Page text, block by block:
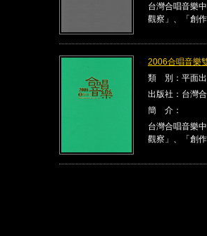
台灣合唱音樂
觀察」、「創
2006合唱音樂
類 別：平面
出版社：台灣
簡 介：
台灣合唱音樂
觀察」、「創